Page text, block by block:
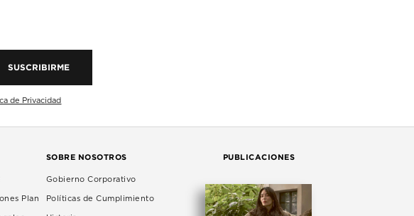
SUSCRIBIRME
de Privacidad
Plan
SOBRE NOSOTROS
Gobierno Corporativo
Políticas de Cumplimiento
PUBLICACIONES